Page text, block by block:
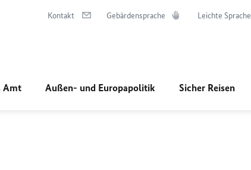
Kontakt Gebärdensprache Leichte Sprache
Amt Außen- und Europapolitik Sicher Reisen